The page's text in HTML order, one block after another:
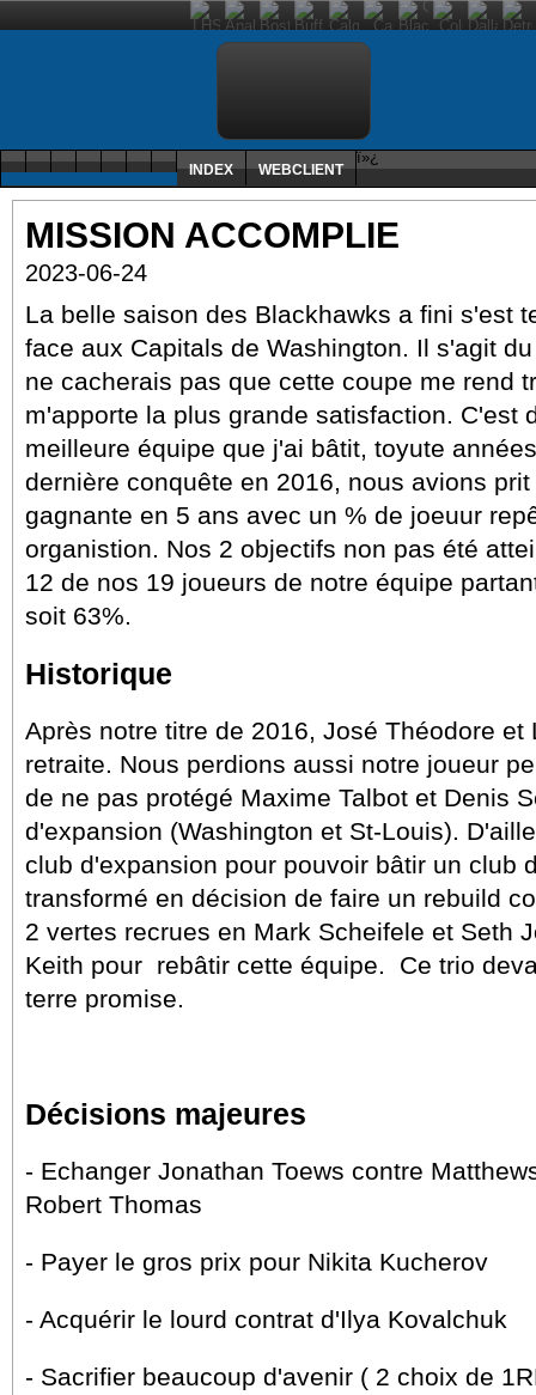
ï»¿
INDEX WEBCLIENT
MISSION ACCOMPLIE
2023-06-24
La belle saison des Blackhawks a fini s'est
face aux Capitals de Washington. Il s'agit
ne cacherais pas que cette coupe me rend
m'apporte la plus grande satisfaction. C'est
meilleure équipe que j'ai bâtit, toyute
dernière conquête en 2016, nous avions
gagnante en 5 ans avec un % de joeuur
organistion. Nos 2 objectifs non pas été
12 de nos 19 joueurs de notre équipe
soit 63%.
Historique
Après notre titre de 2016, José Théodore
retraite. Nous perdions aussi notre joueur
de ne pas protégé Maxime Talbot et Denis
d'expansion (Washington et St-Louis).
club d'expansion pour pouvoir bâtir un club
transformé en décision de faire un rebuild
2 vertes recrues en Mark Scheifele et Seth
Keith pour rebâtir cette équipe. Ce trio
terre promise.
Décisions majeures
- Echanger Jonathan Toews contre
Robert Thomas
- Payer le gros prix pour Nikita Kucherov
- Acquérir le lourd contrat d'Ilya Kovalchuk
- Sacrifier beaucoup d'avenir ( 2 choix de